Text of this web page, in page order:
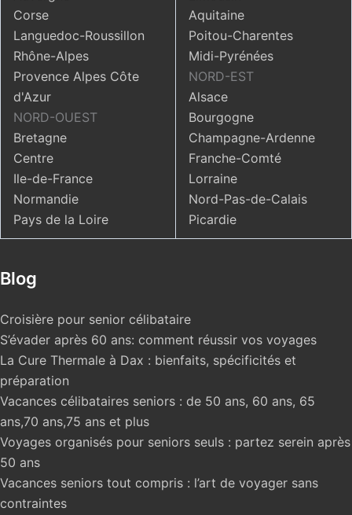
Corse
Languedoc-Roussillon
Rhône-Alpes
Provence Alpes Côte
d'Azur
NORD-OUEST
Bretagne
Centre
Ile-de-France
Normandie
Pays de la Loire
Aquitaine
Poitou-Charentes
Midi-Pyrénées
NORD-EST
Alsace
Bourgogne
Champagne-Ardenne
Franche-Comté
Lorraine
Nord-Pas-de-Calais
Picardie
Blog
Croisière pour senior célibataire
S’évader après 60 ans: comment réussir vos voyages
La Cure Thermale à Dax : bienfaits, spécificités et
préparation
Vacances célibataires seniors : de 50 ans, 60 ans, 65
ans,70 ans,75 ans et plus
Voyages organisés pour seniors seuls : partez serein après
50 ans
Vacances seniors tout compris : l’art de voyager sans
contraintes